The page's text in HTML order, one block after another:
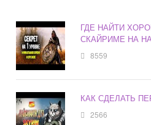
ГДЕ НАЙТИ
СКАЙРИМЕ НА
8559
КАК СДЕЛАТЬ
2566